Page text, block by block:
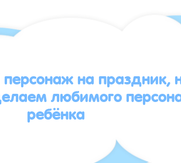
на
любимого
ребёнка